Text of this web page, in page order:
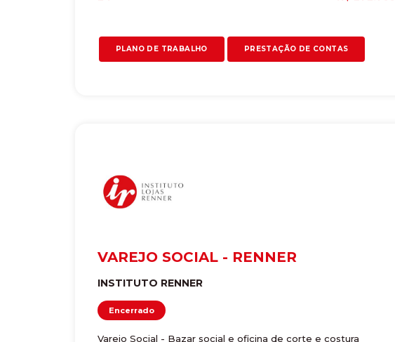
PLANO DE TRABALHO PRESTAÇÃO DE CONTAS
VAREJO SOCIAL - RENNER
INSTITUTO RENNER
Encerrado
Varejo Social - Bazar social e oficina de corte e costura